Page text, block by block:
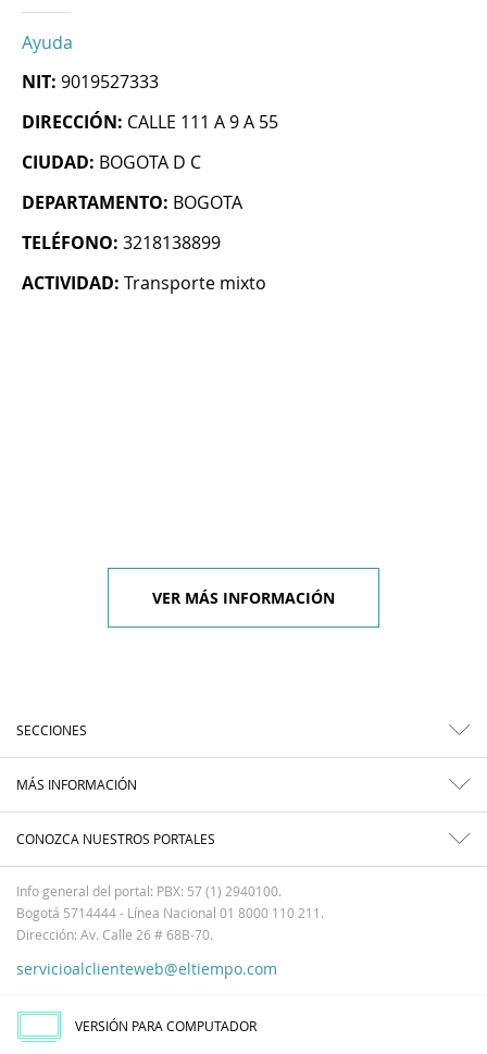
Ayuda
NIT: 9019527333
DIRECCIÓN: CALLE 111 A 9 A 55
CIUDAD: BOGOTA D C
DEPARTAMENTO: BOGOTA
TELÉFONO: 3218138899
ACTIVIDAD: Transporte mixto
VER MÁS INFORMACIÓN
SECCIONES
MÁS INFORMACIÓN
CONOZCA NUESTROS PORTALES
Info general del portal: PBX: 57 (1) 2940100.
Bogotá 5714444 - Línea Nacional 01 8000 110 211.
Dirección: Av. Calle 26 # 68B-70.
servicioalclienteweb@eltiempo.com
VERSIÓN PARA COMPUTADOR